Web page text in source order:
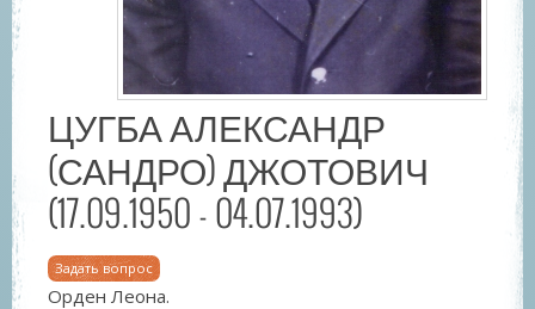
ЦУГБА АЛЕКСАНДР
(САНДРО) ДЖОТОВИЧ
(17.09.1950 - 04.07.1993)
Задать вопрос
Орден Леона.